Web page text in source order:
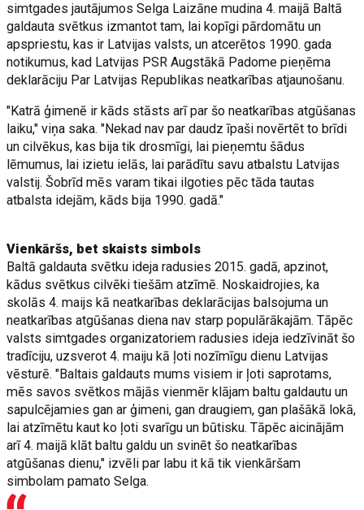
simtgades jautājumos Selga Laizāne mudina 4. maijā Baltā
galdauta svētkus izmantot tam, lai kopīgi pārdomātu un
apspriestu, kas ir Latvijas valsts, un atcerētos 1990. gada
notikumus, kad Latvijas PSR Augstākā Padome pieņēma
deklarāciju Par Latvijas Republikas neatkarības atjaunošanu.
"Katrā ģimenē ir kāds stāsts arī par šo neatkarības atgūšanas
laiku," viņa saka. "Nekad nav par daudz īpaši novērtēt to brīdi
un cilvēkus, kas bija tik drosmīgi, lai pieņemtu šādus
lēmumus, lai izietu ielās, lai parādītu savu atbalstu Latvijas
valstij. Šobrīd mēs varam tikai ilgoties pēc tāda tautas
atbalsta idejām, kāds bija 1990. gadā."
Vienkāršs, bet skaists simbols
Baltā galdauta svētku ideja radusies 2015. gadā, apzinot,
kādus svētkus cilvēki tiešām atzīmē. Noskaidrojies, ka
skolās 4. maijs kā neatkarības deklarācijas balsojuma un
neatkarības atgūšanas diena nav starp populārākajām. Tāpēc
valsts simtgades organizatoriem radusies ideja iedzīvināt šo
tradīciju, uzsverot 4. maiju kā ļoti nozīmīgu dienu Latvijas
vēsturē. "Baltais galdauts mums visiem ir ļoti saprotams,
mēs savos svētkos mājās vienmēr klājam baltu galdautu un
sapulcējamies gan ar ģimeni, gan draugiem, gan plašākā lokā,
lai atzīmētu kaut ko ļoti svarīgu un būtisku. Tāpēc aicinājām
arī 4. maijā klāt baltu galdu un svinēt šo neatkarības
atgūšanas dienu," izvēli par labu it kā tik vienkāršam
simbolam pamato Selga.